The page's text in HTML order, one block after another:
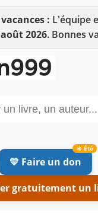
: L'équipe
2026. Bonnes
💛 Faire un don
gratuitement un